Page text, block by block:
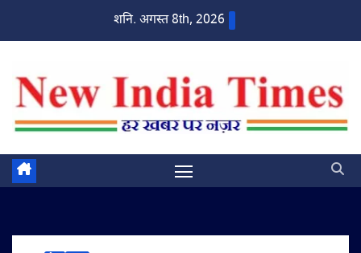
शनि. अगस्त 8th, 2026